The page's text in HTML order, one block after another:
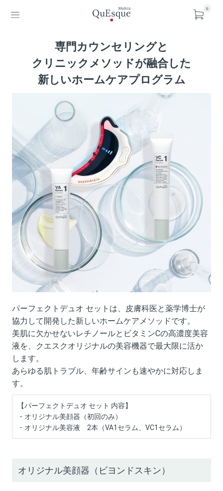
0
専門カウンセリングと
クリニックメソッドが融合した
新しいホームケアプログラム
パーフェクトデュオ セットは、皮膚科医と薬学博士が
協力して開発した新しいホームケアメソッドです。
美肌に欠かせないレチノールとビタミンCの高濃度美容
液を、クエスクオリジナルの美容機器で最大限に活か
します。
あらゆる肌トラブル、年齢サインも速やかに対応しま
す。
【パーフェクトデュオ セット 内容】
・オリジナル美顔器（初回のみ）
・オリジナル美容液 2本（VA1セラム、VC1セラム）
オリジナル美顔器（ビヨンドスキン）